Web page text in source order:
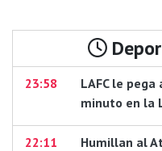
23:58
LAFC le
minuto en la
22:11
Humillan al